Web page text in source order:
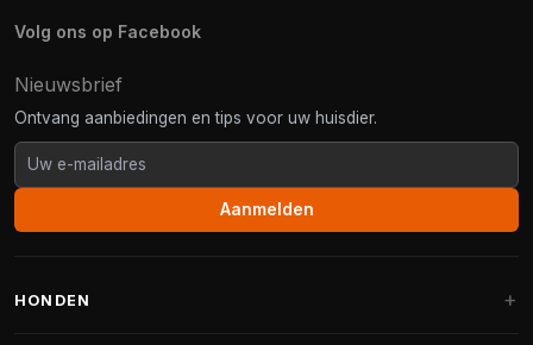
Volg ons op Facebook
Nieuwsbrief
Ontvang aanbiedingen en tips voor uw huisdier.
Aanmelden
HONDEN